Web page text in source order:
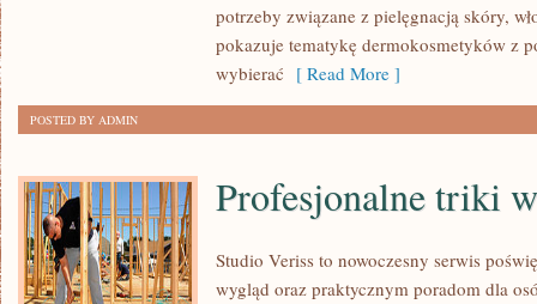
potrzeby związane z pielęgnacją skóry,
pokazuje tematykę dermokosmetyków z
wybierać [ Read More ]
POSTED BY ADMIN
Profesjonalne triki
Studio Veriss to nowoczesny serwis
wygląd oraz praktycznym poradom dla